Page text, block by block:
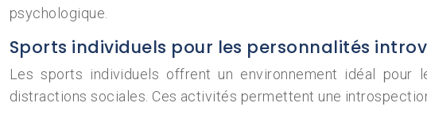
psychologique.
Sports individuels pour les personnalités
Les sports individuels offrent un environnement idéal
distractions sociales. Ces activités permettent une